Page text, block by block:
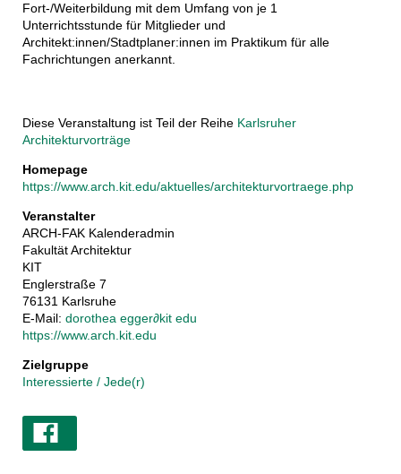
Fort-/Weiterbildung mit dem Umfang von je 1
Unterrichtsstunde für Mitglieder und
Architekt:innen/Stadtplaner:innen im Praktikum für alle
Fachrichtungen anerkannt.
Diese Veranstaltung ist Teil der Reihe Karlsruher
Architekturvorträge
Homepage
https://www.arch.kit.edu/aktuelles/architekturvortraege.php
Veranstalter
ARCH-FAK Kalenderadmin
Fakultät Architektur
KIT
Englerstraße 7
76131 Karlsruhe
E-Mail: dorothea egger∂kit edu
https://www.arch.kit.edu
Zielgruppe
Interessierte / Jede(r)